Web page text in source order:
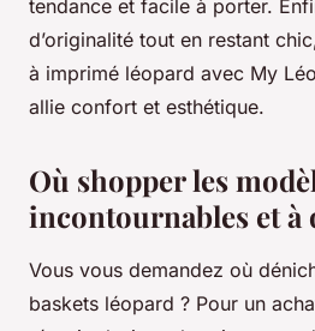
tendance et facile à porter.
d’originalité tout en restant
à imprimé léopard avec My
allie confort et esthétique.
Où shopper les
incontournables et à
Vous vous demandez où
baskets léopard ? Pour un